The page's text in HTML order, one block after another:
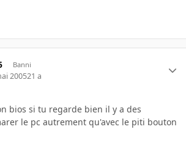
Banni
200521 a
bios si tu regarde bien il y a des
le pc autrement qu'avec le piti bouton